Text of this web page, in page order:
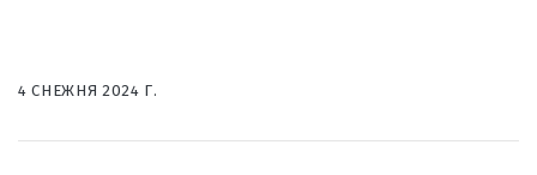
4 СНЕЖНЯ 2024 Г.